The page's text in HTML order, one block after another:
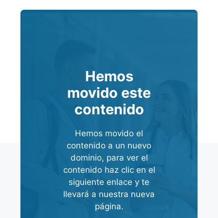
Hemos
movido este
contenido
Hemos movido el
contenido a un nuevo
dominio, para ver el
contenido haz clic en el
siguiente enlace y te
llevará a nuestra nueva
página.